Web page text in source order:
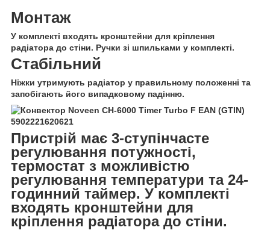
Монтаж
У комплекті входять кронштейни для кріплення
радіатора до стіни. Ручки зі шпильками у комплекті.
Стабільний
Ніжки утримують радіатор у правильному положенні та
запобігають його випадковому падінню.
Пристрій має 3-ступінчасте
регулювання потужності,
термостат з можливістю
регулювання температури та 24-
годинний таймер. У комплекті
входять кронштейни для
кріплення радіатора до стіни.